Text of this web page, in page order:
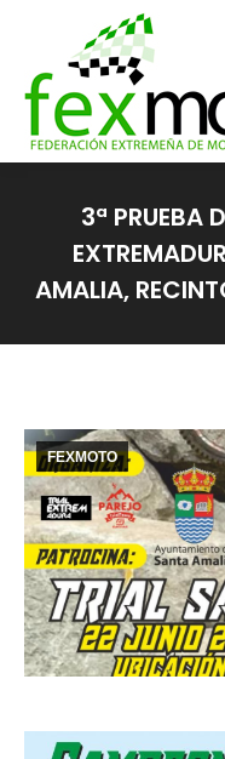
3ª PRUEBA
AMALIA,
FEXMOTO